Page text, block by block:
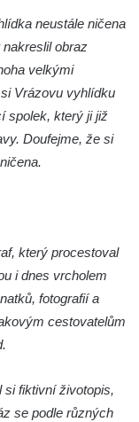
neustále ničena
obraz
velkými
Vrázovu vyhlídku
spolek, který ji již
Doufejme, že si
který procestoval
i dnes vrcholem
fotografií a
cestovatelům
si fiktivní životopis,
se podle různých